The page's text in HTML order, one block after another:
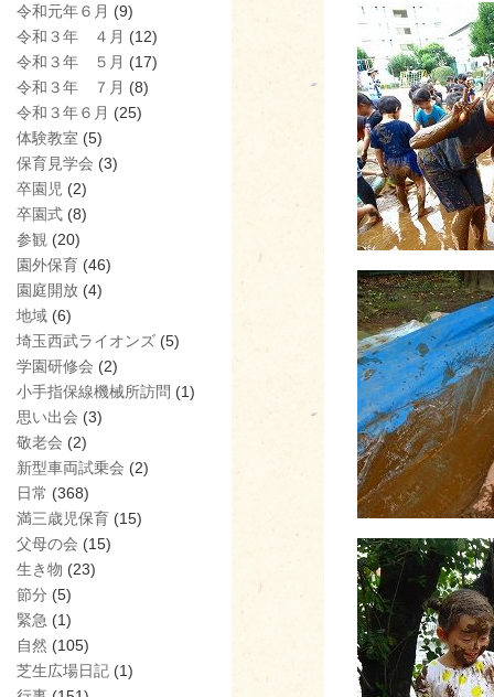
令和元年６月 (9)
令和３年 ４月 (12)
令和３年 ５月 (17)
令和３年 ７月 (8)
令和３年６月 (25)
体験教室 (5)
保育見学会 (3)
卒園児 (2)
卒園式 (8)
参観 (20)
園外保育 (46)
園庭開放 (4)
地域 (6)
埼玉西武ライオンズ (5)
学園研修会 (2)
小手指保線機械所訪問 (1)
思い出会 (3)
敬老会 (2)
新型車両試乗会 (2)
日常 (368)
満三歳児保育 (15)
父母の会 (15)
生き物 (23)
節分 (5)
緊急 (1)
自然 (105)
芝生広場日記 (1)